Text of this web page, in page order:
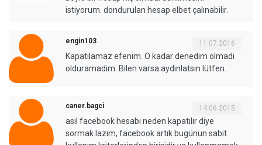
istiyorum. dondurulan hesap elbet çalınabilir.
engin103 11.07.2016
Kapatilamaz efenim. O kadar denedim olmadi
olduramadim. Bilen varsa aydınlatsin lütfen.
caner.bagci 14.06.2015
asıl facebook hesabı neden kapatılır diye
sormak lazım, facebook artık bugünün sabit